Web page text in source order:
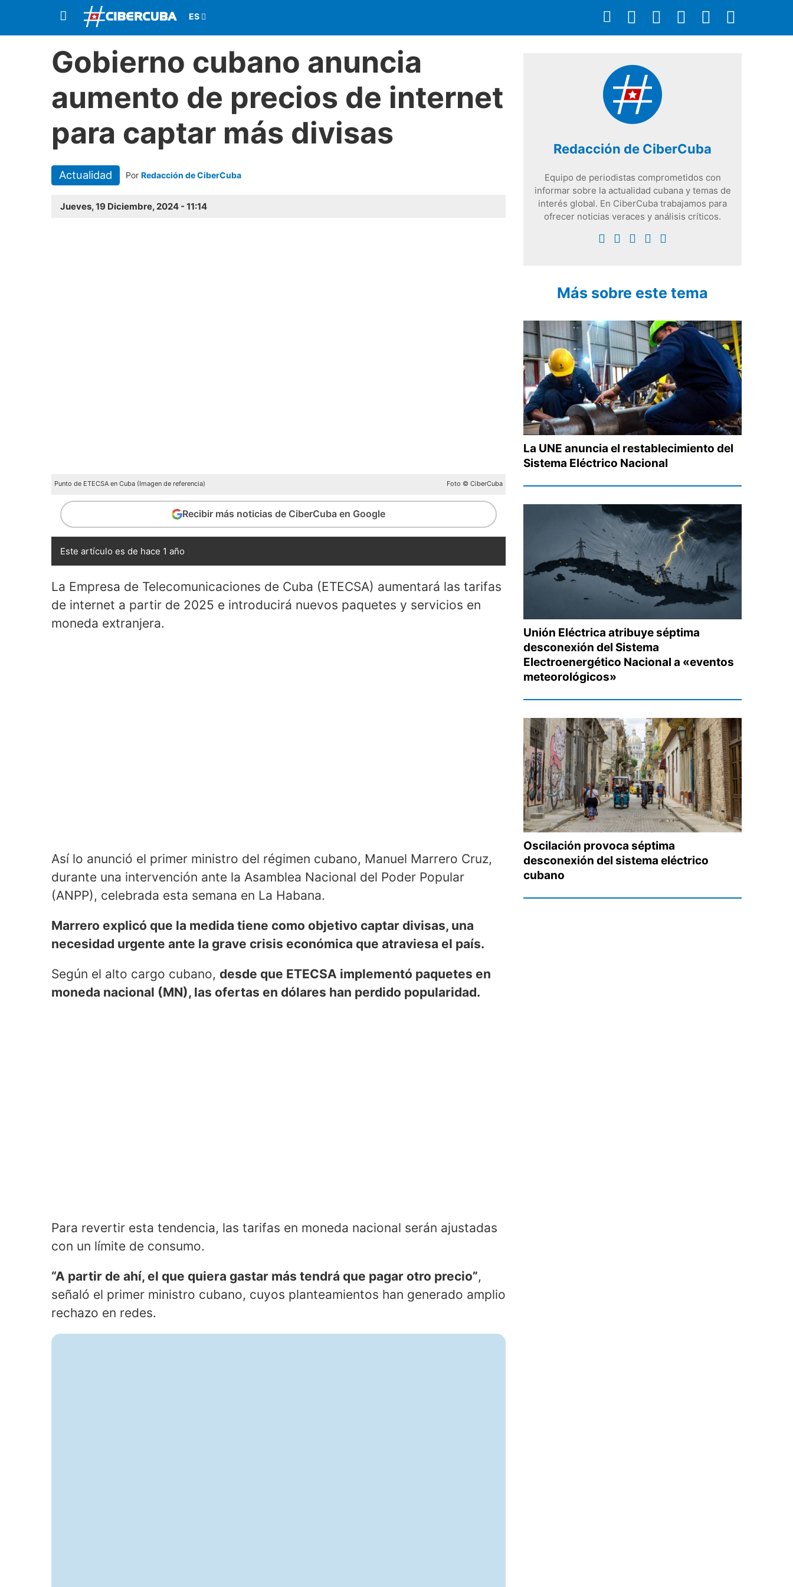
Gobierno cubano anuncia
aumento de precios de internet
para captar más divisas
Actualidad Por Redacción de CiberCuba
Jueves, 19 Diciembre, 2024 - 11:14
Punto de ETECSA en Cuba (Imagen de referencia) Foto © CiberCuba
Recibir más noticias de CiberCuba en Google
Este artículo es de hace 1 año
La Empresa de Telecomunicaciones de Cuba (ETECSA) aumentará las tarifas
de internet a partir de 2025 e introducirá nuevos paquetes y servicios en
moneda extranjera.
Así lo anunció el primer ministro del régimen cubano, Manuel Marrero Cruz,
durante una intervención ante la Asamblea Nacional del Poder Popular
(ANPP), celebrada esta semana en La Habana.
Marrero explicó que la medida tiene como objetivo captar divisas, una
necesidad urgente ante la grave crisis económica que atraviesa el país.
Según el alto cargo cubano, desde que ETECSA implementó paquetes en
moneda nacional (MN), las ofertas en dólares han perdido popularidad.
Para revertir esta tendencia, las tarifas en moneda nacional serán ajustadas
con un límite de consumo.
“A partir de ahí, el que quiera gastar más tendrá que pagar otro precio”,
señaló el primer ministro cubano, cuyos planteamientos han generado amplio
rechazo en redes.
Redacción de CiberCuba
Equipo de periodistas comprometidos con
informar sobre la actualidad cubana y temas de
interés global. En CiberCuba trabajamos para
ofrecer noticias veraces y análisis críticos.
Más sobre este tema
La UNE anuncia el restablecimiento del
Sistema Eléctrico Nacional
Unión Eléctrica atribuye séptima
desconexión del Sistema
Electroenergético Nacional a «eventos
meteorológicos»
Oscilación provoca séptima
desconexión del sistema eléctrico
cubano